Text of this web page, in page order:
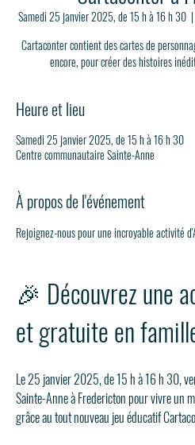
Samedi 25 janvier 2025, de 15 h à 16 h 30
  |
Cartaconter contient des cartes de
encore, pour créer des histoires
Heure et lieu
Samedi 25 janvier 2025, de 15 h à 16 h 30
Centre communautaire Sainte-Anne
À propos de l'événement
Rejoignez-nous pour une incroyable activité
🎉 Découvrez une
et gratuite en
Le 25 janvier 2025, de 15 h à 16 h 30,
Sainte-Anne à Fredericton pour vivre un
grâce au tout nouveau jeu éducatif